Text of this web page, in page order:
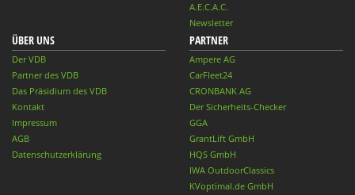
A.E.C.A.C.
Newsletter
ÜBER UNS
Der VDB
Partner des VDB
Das Präsidium des VDB
Kontakt
Impressum
AGB
Datenschutzerklärung
PARTNER
Ampere AG
CarFleet24
CRONBANK AG
Der Sicherheits-Checker
GGA
GrantLift GmbH
HQS GmbH
IWA OutdoorClassics
KVoptimal.de GmbH